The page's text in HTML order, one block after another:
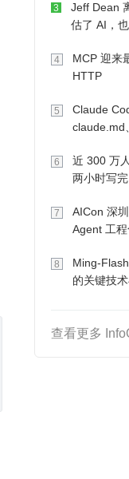
3
Jeff Dean
估了 AI，
4
MCP 迎来
HTTP
5
Claude
claude.md
6
近 300 万
两小时写
7
AICon 深
Agent 工程
8
Ming-
的关键技
查看更多